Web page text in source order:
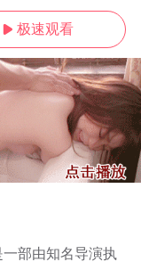
 极速观看
部由知名导演执